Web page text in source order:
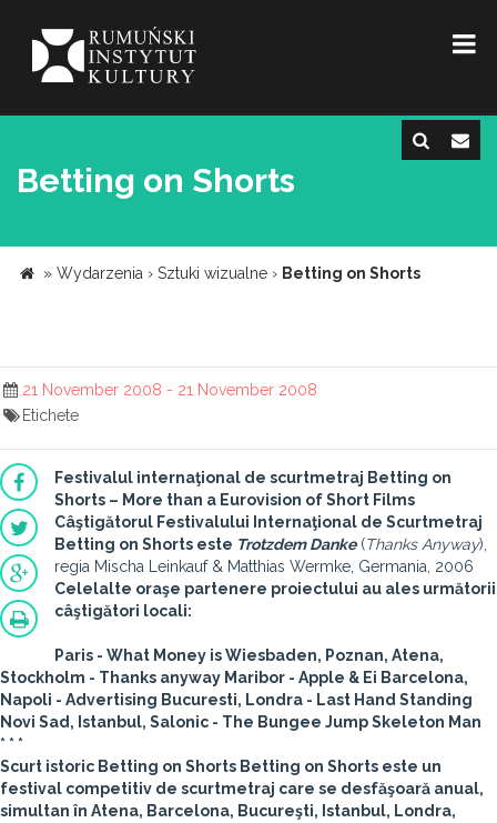
Betting on Shorts
» Wydarzenia › Sztuki wizualne › Betting on Shorts
21 November 2008 - 21 November 2008
Etichete
Festivalul internaţional de scurtmetraj Betting on
Shorts – More than a Eurovision of Short Films
Câştigătorul Festivalului Internaţional de Scurtmetraj
Betting on Shorts este Trotzdem Danke(Thanks Anyway),
regia Mischa Leinkauf & Matthias Wermke, Germania, 2006
Celelalte oraşe partenere proiectului au ales următorii
câştigători locali:
Paris - What Money isWiesbaden, Poznan, Atena,
Stockholm - Thanks anyway Maribor - Apple & Ei Barcelona,
Napoli - Advertising Bucuresti, Londra - Last Hand Standing
Novi Sad, Istanbul, Salonic - The Bungee Jump Skeleton Man
* * *
Scurt istoric Betting on Shorts Betting on Shorts este un
festival competitiv de scurtmetraj care se desfăşoară anual,
simultan în Atena, Barcelona, Bucureşti, Istanbul, Londra,